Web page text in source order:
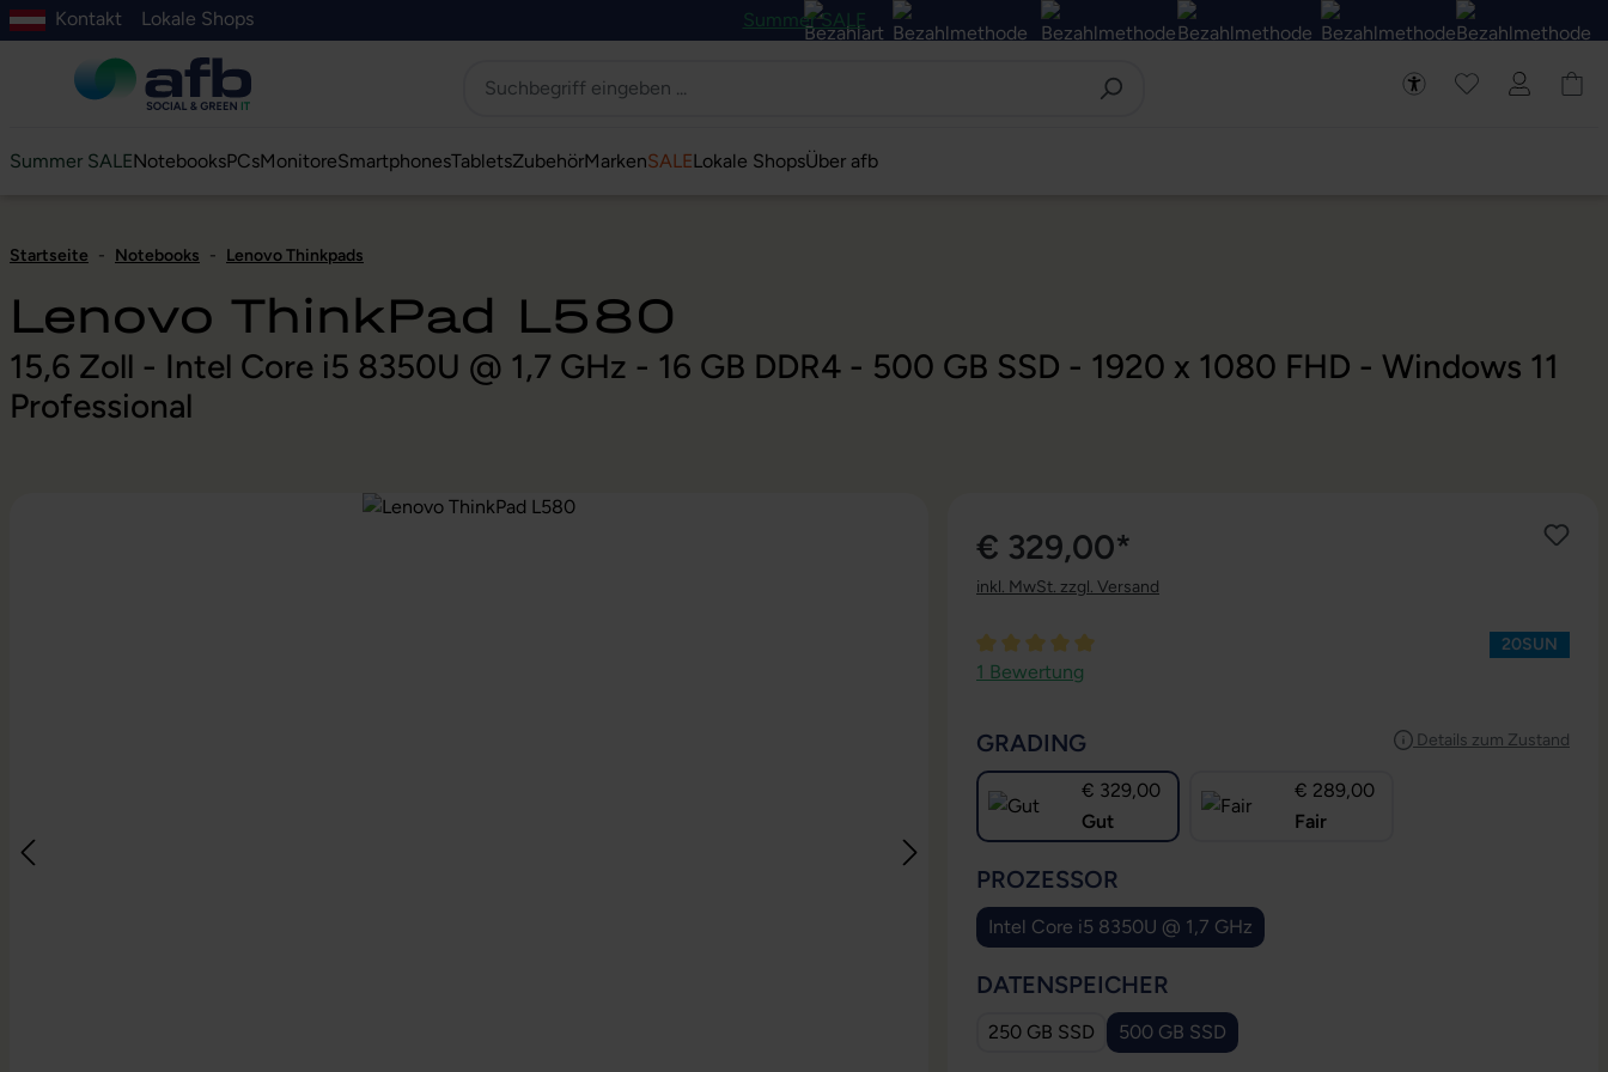
springen
Suche springen
Zur Hauptnavigation springen
Zur Navigation der B2B-Plattform springen
Kontakt Lokale Shops Summer SALE
Summer SALENotebooksPCsMonitoreSmartphonesTabletsZubehörMarkenSALELokale ShopsÜber afb
Startseite - Notebooks - Lenovo Thinkpads
Lenovo ThinkPad L580
15,6 Zoll - Intel Core i5 8350U @ 1,7 GHz - 16 GB DDR4 - 500 GB SSD - 1920 x 1080 FHD - Windows 11
Professional
€ 329,00*
inkl. MwSt. zzgl. Versand
Durchschnittliche Bewertung von 5 von 5 Sternen
1 Bewertung
20SUN
Details zum Zustand
GRADING
€ 329,00
Gut
€ 289,00
Fair
PROZESSOR
Intel Core i5 8350U @ 1,7 GHz
DATENSPEICHER
250 GB SSD 500 GB SSD